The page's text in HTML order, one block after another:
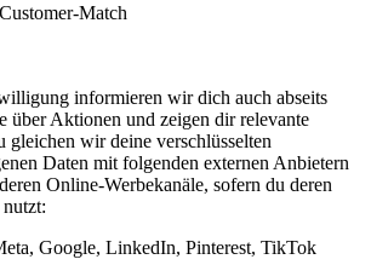
Match
informieren wir dich auch abseits
über Aktionen und zeigen dir relevante
gleichen wir deine verschlüsselten
Daten mit folgenden externen Anbietern
Online-Werbekanäle, sofern du deren
Google, LinkedIn, Pinterest, TikTok